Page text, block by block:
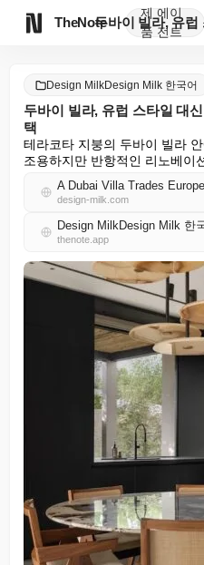
TheNote
제
품
에이
전트
Design MilkDesign Milk 한국어
두바이 빌라, 유럽 스타일 대
택
테라코타 지붕의 두바이 빌라
조용하지만 반항적인 리노베이
design-milk.com
Design MilkDesign Milk 한
thenote.app